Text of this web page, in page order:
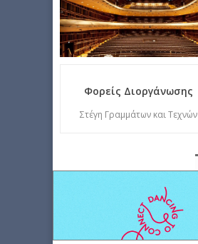
Φορείς Διοργάνωσης
Στέγη Γραμμάτων και Τεχνών